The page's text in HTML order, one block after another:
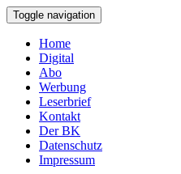
Toggle navigation
Home
Digital
Abo
Werbung
Leserbrief
Kontakt
Der BK
Datenschutz
Impressum